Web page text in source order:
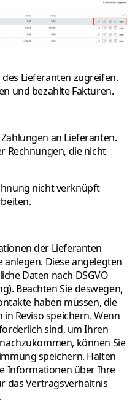
Lieferanten zugreifen.
und bezahlte Fakturen.
an Lieferanten.
Rechnungen, die nicht
nicht verknüpft
der Lieferanten
Diese angelegten
Daten nach DSGVO
. Beachten Sie deswegen,
haben müssen, die
Reviso speichern. Wenn
sind, um Ihren
können Sie
speichern. Halten
Informationen über Ihre
das Vertragsverhältnis